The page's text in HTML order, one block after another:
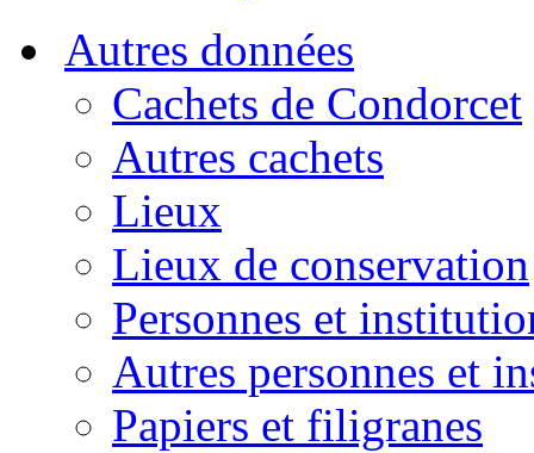
Autres données
Cachets de Condorcet
Autres cachets
Lieux
Lieux de conservation
Personnes et
Autres personnes et
Papiers et filigranes